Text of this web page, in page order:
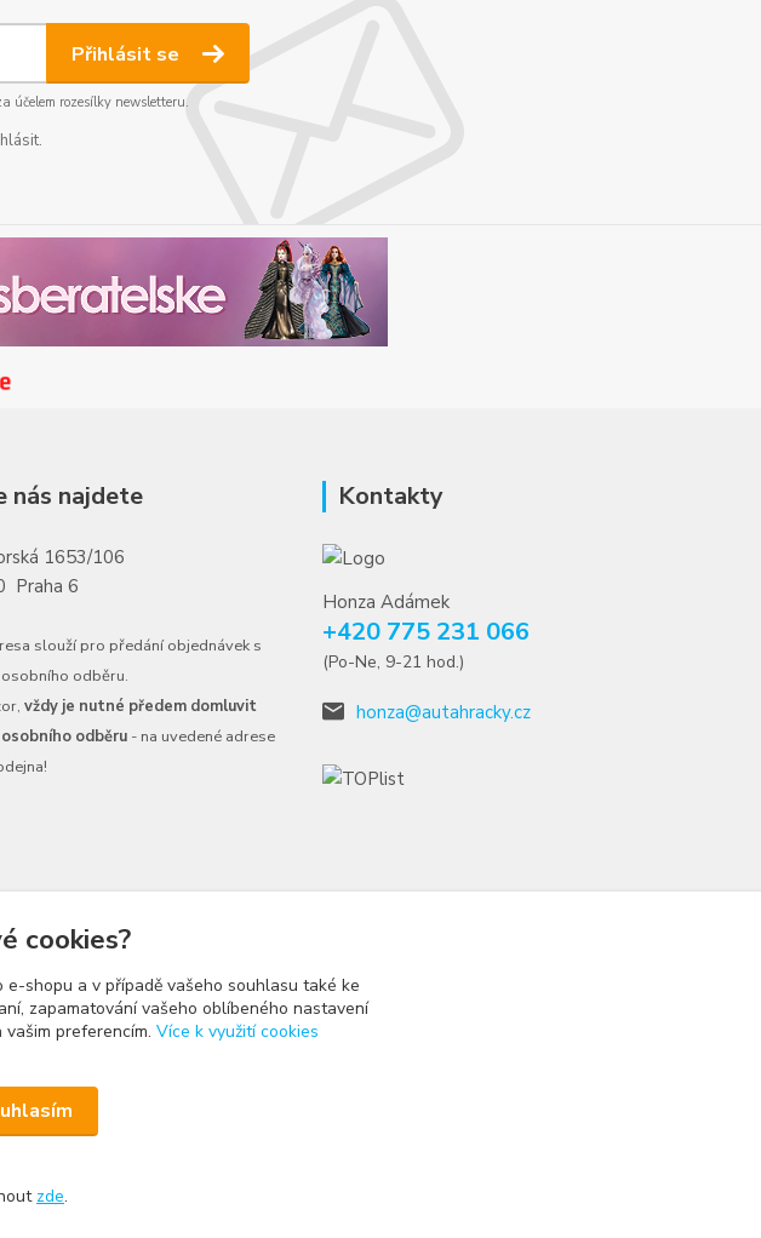
Přihlásit se
účelem rozesílky newsletteru.
nás najdete
1653/106
Praha 6
slouží pro předání objednávek s
odběru.
vždy je nutné předem domluvit
odběru - na uvedené adrese
Kontakty
Honza Adámek
+420 775 231 066
(Po-Ne, 9-21 hod.)
honza@autahracky.cz
cookies?
shopu a v případě vašeho souhlasu také ke
zapamatování vašeho oblíbeného nastavení
preferencím. Více k využití cookies
zde.